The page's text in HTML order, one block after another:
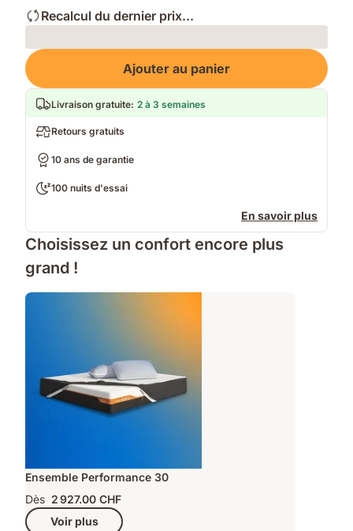
Recalcul du dernier prix...
Loading
Ajouter au panier
Livraison gratuite: 2 à 3 semaines
Retours gratuits
10 ans de garantie
100 nuits d'essai
En savoir plus
Choisissez un confort encore plus
grand !
Ensemble Performance 30
Dès 2 927.00 CHF
Voir plus